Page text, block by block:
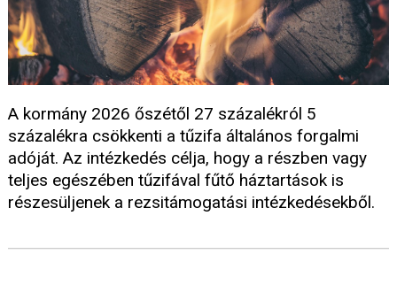
A kormány 2026 őszétől 27 százalékról 5
százalékra csökkenti a tűzifa általános forgalmi
adóját. Az intézkedés célja, hogy a részben vagy
teljes egészében tűzifával fűtő háztartások is
részesüljenek a rezsitámogatási intézkedésekből.